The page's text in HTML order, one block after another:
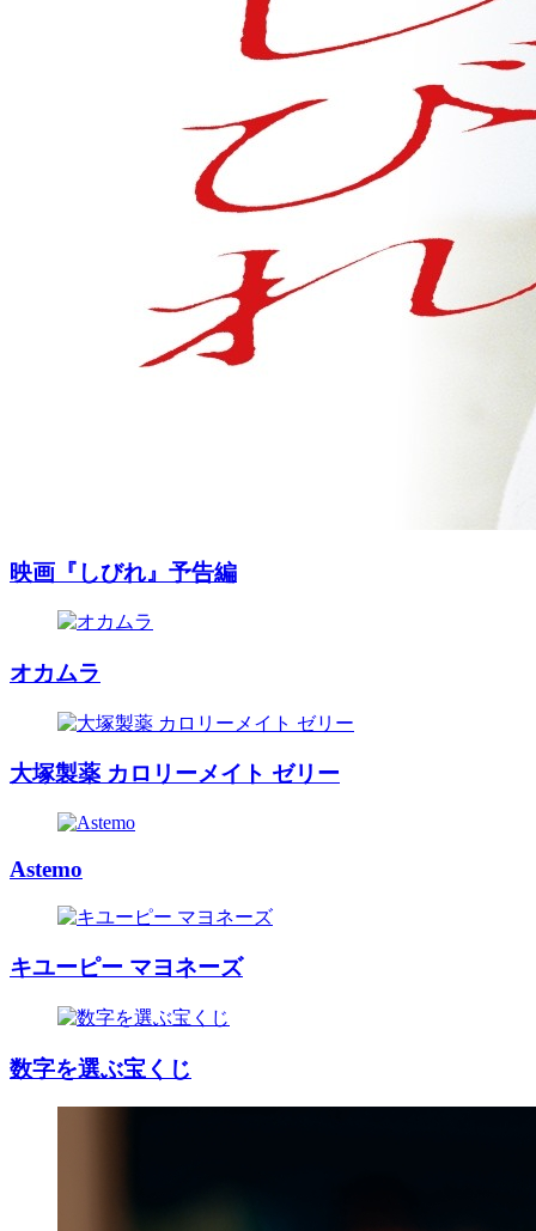
映画『しびれ』予告編
オカムラ
大塚製薬 カロリーメイト ゼリー
Astemo
キユーピー マヨネーズ
数字を選ぶ宝くじ